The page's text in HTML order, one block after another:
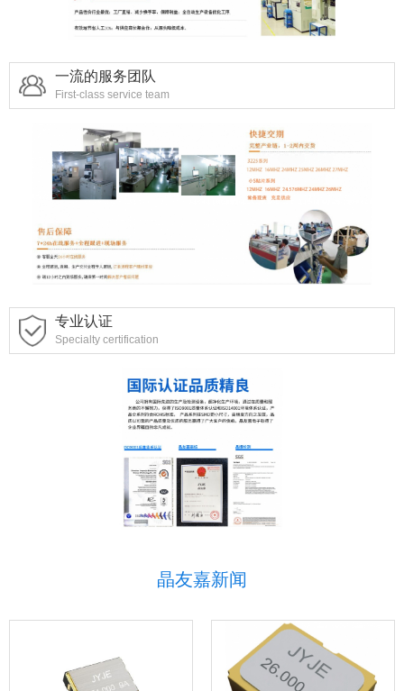
一流的服务团队
First-class service team
专业认证
Specialty certification
晶友嘉新闻